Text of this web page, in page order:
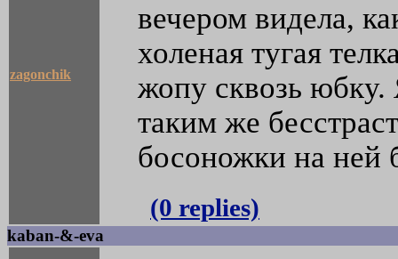
zagonchik
вечером видела,
холеная тугая
жопу сквозь юбку.
таким же
босоножки на ней
(0 replies)
kaban-&-eva